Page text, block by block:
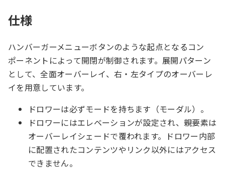
仕様
ハンバーガーメニューボタンのような起点となるコン
ポーネントによって開閉が制御されます。展開パターン
として、全面オーバーレイ、右・左タイプのオーバーレ
イを用意しています。
ドロワーは必ずモードを持ちます（モーダル）。
ドロワーにはエレベーションが設定され、親要素は
オーバーレイシェードで覆われます。ドロワー内部
に配置されたコンテンツやリンク以外にはアクセス
できません。